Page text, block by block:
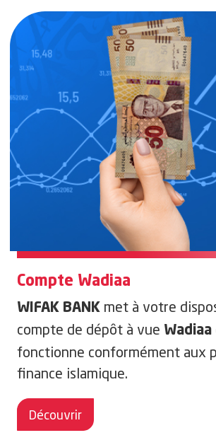
Compte Wadiaa
WIFAK BANK met à votre
compte de dépôt à vue Wadiaa
fonctionne conformément aux
finance islamique.
Découvrir